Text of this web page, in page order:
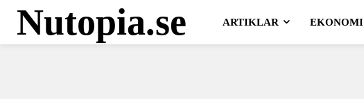
Nutopia.se ARTIKLAR EKONOMI